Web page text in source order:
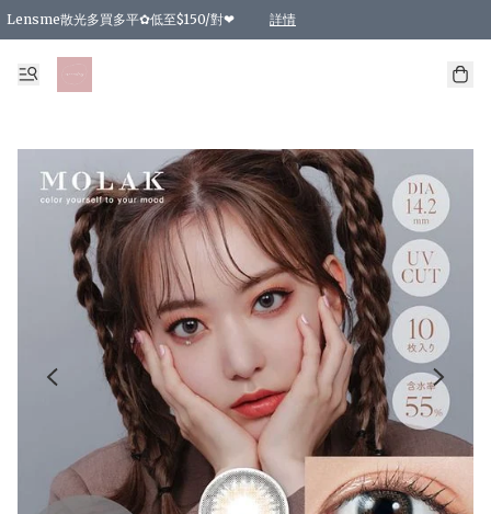
Lensme散光多買多平✿低至$150/對❤ 詳情
台灣Karacon⁩✧日拋 特價清貨❁⃘
日本韓國多款日/月拋現貨☼ 特價❤︎數量有限 售完即止
🇰🇷韓國多款月拋現貨 特價兩對$99✿數量有限 售完即止♫
精選商品，任選買2件或以上9 折；買4件或以上85 折；買6件或以上8 折
精選商品，任選買2件HKD 140.00；買4件HKD 260.00
精選商品，任選買2件HKD 190.00；買4件HKD 360.00
精選商品，任選買2件HKD 110.00；買4件HKD 180.00
精選商品，任選買2件HKD 170.00；買4件HKD 320.00
精選商品，任選買2件或以上減HKD 148.00
精選商品，任選買2件或以上減HKD 148.00
精選商品，任選買2件或以上95 折；買4件或以上9 折；買6件或以上85 折；買8件
精選商品，任選買12件或以上87 折
精選商品，任選買2件或以上減HKD 16.00；買4件或以上減HKD 32.00；買6
精選商品，任選買2件或以上95 折；買4件或以上9 折；買8件或以上85 折；買12
購物滿 HKD 800.00即享免運費優惠！（適用於 特定的送貨方式 )